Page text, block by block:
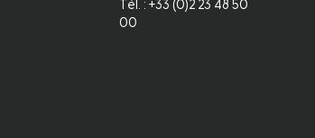
Tél. : +33 (0)2 23 48 50
00